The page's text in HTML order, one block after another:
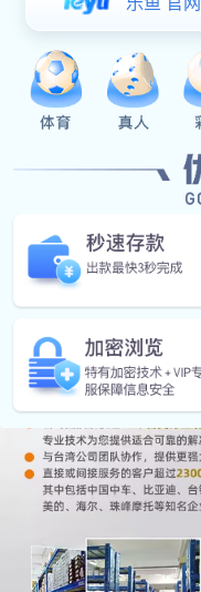
风能发电
汽车钣金